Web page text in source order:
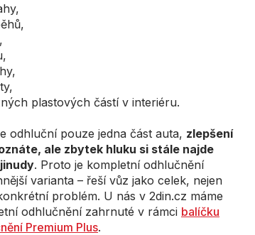
plastových částí v interiéru.
odhluční pouze jedna část auta, zlepšení
ale zbytek hluku si stále najde
. Proto je kompletní odhlučnění
varianta – řeší vůz jako celek, nejen
problém. U nás v 2din.cz máme
odhlučnění zahrnuté v rámci balíčku
Premium Plus.